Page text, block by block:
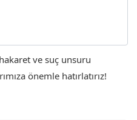
ve suç unsuru
önemle hatırlatırız!